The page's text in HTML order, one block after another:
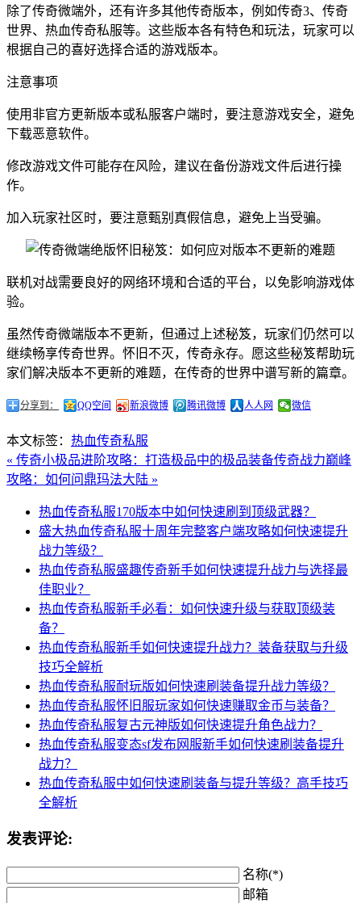
除了传奇微端外，还有许多其他传奇版本，例如传奇3、传奇
世界、热血传奇私服等。这些版本各有特色和玩法，玩家可以
根据自己的喜好选择合适的游戏版本。
注意事项
使用非官方更新版本或私服客户端时，要注意游戏安全，避免
下载恶意软件。
修改游戏文件可能存在风险，建议在备份游戏文件后进行操
作。
加入玩家社区时，要注意甄别真假信息，避免上当受骗。
联机对战需要良好的网络环境和合适的平台，以免影响游戏体
验。
虽然传奇微端版本不更新，但通过上述秘笈，玩家们仍然可以
继续畅享传奇世界。怀旧不灭，传奇永存。愿这些秘笈帮助玩
家们解决版本不更新的难题，在传奇的世界中谱写新的篇章。
分享到： QQ空间 新浪微博 腾讯微博 人人网 微信
本文标签： 热血传奇私服
« 传奇小极品进阶攻略：打造极品中的极品装备传奇战力巅峰
攻略：如何问鼎玛法大陆 »
热血传奇私服170版本中如何快速刷到顶级武器？
盛大热血传奇私服十周年完整客户端攻略如何快速提升
战力等级？
热血传奇私服盛趣传奇新手如何快速提升战力与选择最
佳职业？
热血传奇私服新手必看：如何快速升级与获取顶级装
备？
热血传奇私服新手如何快速提升战力？装备获取与升级
技巧全解析
热血传奇私服耐玩版如何快速刷装备提升战力等级？
热血传奇私服怀旧服玩家如何快速赚取金币与装备？
热血传奇私服复古元神版如何快速提升角色战力？
热血传奇私服变态sf发布网服新手如何快速刷装备提升
战力？
热血传奇私服中如何快速刷装备与提升等级？高手技巧
全解析
发表评论:
名称(*)
邮箱